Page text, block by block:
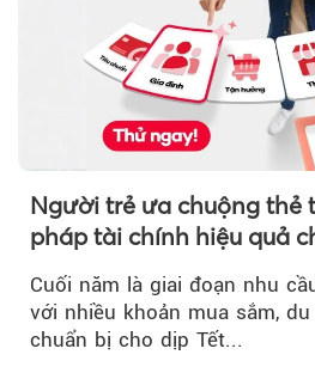
Người trẻ ưa chuộng thẻ
pháp tài chính hiệu quả
Cuối năm là giai đoạn nhu
với nhiều khoản mua sắm,
chuẩn bị cho dịp Tết...